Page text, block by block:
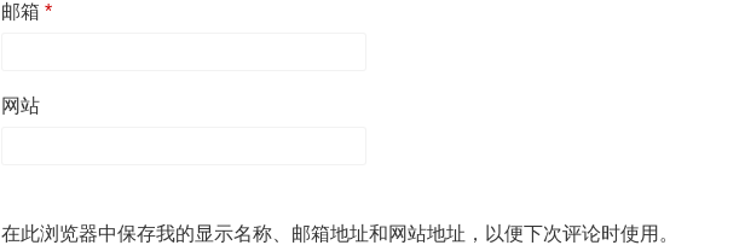
邮箱 *
网站
在此浏览器中保存我的显示名称、邮箱地址和网站地址，以便下次评论时使用。